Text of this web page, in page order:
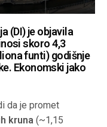
(DI) je objavila
skoro 4,3
funti) godišnje
Ekonomski jako
da je promet
kruna (~1,15